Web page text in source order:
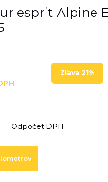
esprit Alpine
Zľava 21%
Odpočet DPH